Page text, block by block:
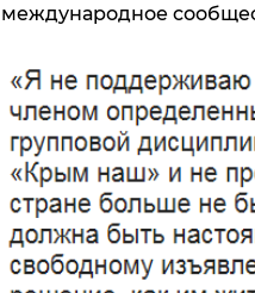
международное